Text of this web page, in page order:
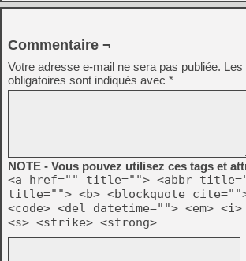
Commentaire ¬
Votre adresse e-mail ne sera pas publiée. Les
obligatoires sont indiqués avec *
NOTE - Vous pouvez utilisez ces tags et
<a href="" title=""> <abbr
title=""> <b> <blockquote
<code> <del datetime=""> <em>
<s> <strike> <strong>